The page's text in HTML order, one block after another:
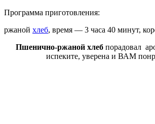
Программа приготовления:
ржаной хлеб, время — 3 часа 40 минут,
Пшенично-ржаной хлеб порадовал
испеките, уверена и ВАМ